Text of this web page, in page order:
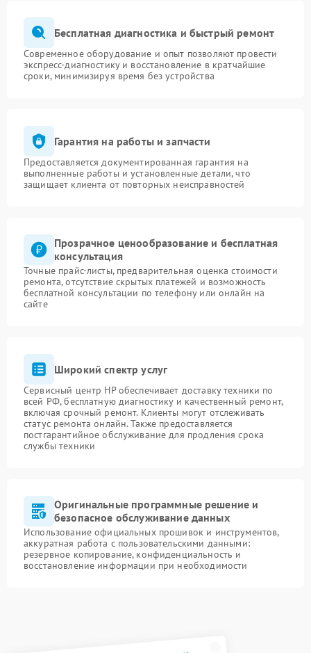
Бесплатная диагностика и быстрый ремонт
Современное оборудование и опыт позволяют провести
экспресс-диагностику и восстановление в кратчайшие
сроки, минимизируя время без устройства
Гарантия на работы и запчасти
Предоставляется документированная гарантия на
выполненные работы и установленные детали, что
защищает клиента от повторных неисправностей
Прозрачное ценообразование и бесплатная
консультация
Точные прайс-листы, предварительная оценка стоимости
ремонта, отсутствие скрытых платежей и возможность
бесплатной консультации по телефону или онлайн на
сайте
Широкий спектр услуг
Сервисный центр HP обеспечивает доставку техники по
всей РФ, бесплатную диагностику и качественный ремонт,
включая срочный ремонт. Клиенты могут отслеживать
статус ремонта онлайн. Также предоставляется
постгарантийное обслуживание для продления срока
службы техники
Оригинальные программные решение и
безопасное обслуживание данных
Использование официальных прошивок и инструментов,
аккуратная работа с пользовательскими данными:
резервное копирование, конфиденциальность и
восстановление информации при необходимости